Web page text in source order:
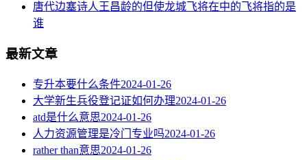
唐代边塞诗人王昌龄的但使龙城飞将在中的飞将指的是
谁
最新文章
专升本要什么条件2024-01-26
大学新生兵役登记证如何办理2024-01-26
atd是什么意思2024-01-26
人力资源管理是冷门专业吗2024-01-26
rather than意思2024-01-26